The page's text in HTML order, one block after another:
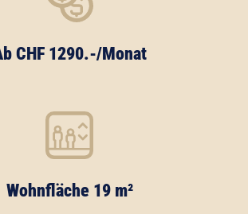
CHF 1290.-/Monat
Wohnfläche 19 m²